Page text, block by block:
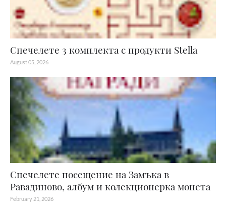
Спечелете 3 комплекта с продукти Stella
August 05, 2026
Спечелете посещение на Замъка в
Равадиново, албум и колекционерка монета
February 21, 2026